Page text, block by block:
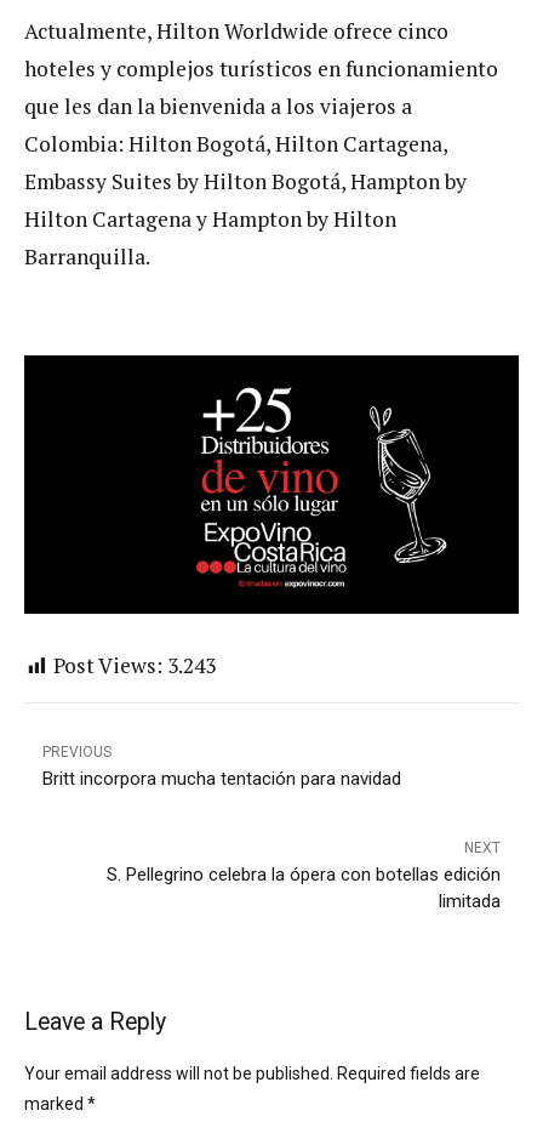
Actualmente, Hilton Worldwide ofrece cinco
hoteles y complejos turísticos en funcionamiento
que les dan la bienvenida a los viajeros a
Colombia: Hilton Bogotá, Hilton Cartagena,
Embassy Suites by Hilton Bogotá, Hampton by
Hilton Cartagena y Hampton by Hilton
Barranquilla.
Post Views: 3.243
PREVIOUS
Britt incorpora mucha tentación para navidad
NEXT
S. Pellegrino celebra la ópera con botellas edición
limitada
Leave a Reply
Your email address will not be published. Required fields are
marked *